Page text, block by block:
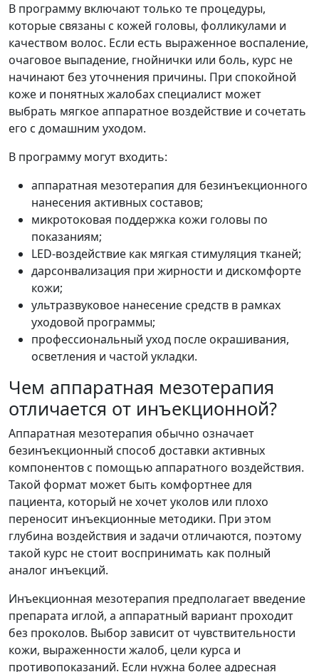
В программу включают только те процедуры,
которые связаны с кожей головы, фолликулами и
качеством волос. Если есть выраженное воспаление,
очаговое выпадение, гнойнички или боль, курс не
начинают без уточнения причины. При спокойной
коже и понятных жалобах специалист может
выбрать мягкое аппаратное воздействие и сочетать
его с домашним уходом.
В программу могут входить:
аппаратная мезотерапия для безинъекционного
нанесения активных составов;
микротоковая поддержка кожи головы по
показаниям;
LED-воздействие как мягкая стимуляция тканей;
дарсонвализация при жирности и дискомфорте
кожи;
ультразвуковое нанесение средств в рамках
уходовой программы;
профессиональный уход после окрашивания,
осветления и частой укладки.
Чем аппаратная мезотерапия
отличается от инъекционной?
Аппаратная мезотерапия обычно означает
безинъекционный способ доставки активных
компонентов с помощью аппаратного воздействия.
Такой формат может быть комфортнее для
пациента, который не хочет уколов или плохо
переносит инъекционные методики. При этом
глубина воздействия и задачи отличаются, поэтому
такой курс не стоит воспринимать как полный
аналог инъекций.
Инъекционная мезотерапия предполагает введение
препарата иглой, а аппаратный вариант проходит
без проколов. Выбор зависит от чувствительности
кожи, выраженности жалоб, цели курса и
противопоказаний. Если нужна более адресная